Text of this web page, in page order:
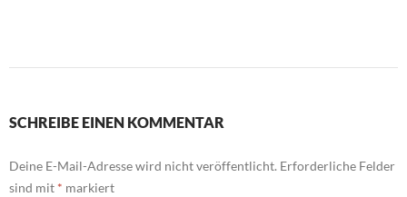
SCHREIBE EINEN KOMMENTAR
Deine E-Mail-Adresse wird nicht veröffentlicht. Erforderliche Felder
sind mit * markiert